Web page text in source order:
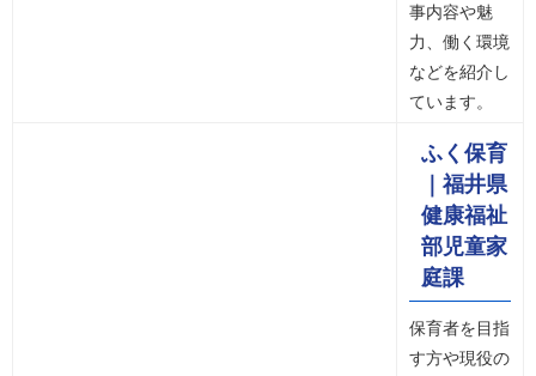
事内容や魅
力、働く環境
などを紹介し
ています。
ふく保育
｜福井県
健康福祉
部児童家
庭課
保育者を目指
す方や現役の